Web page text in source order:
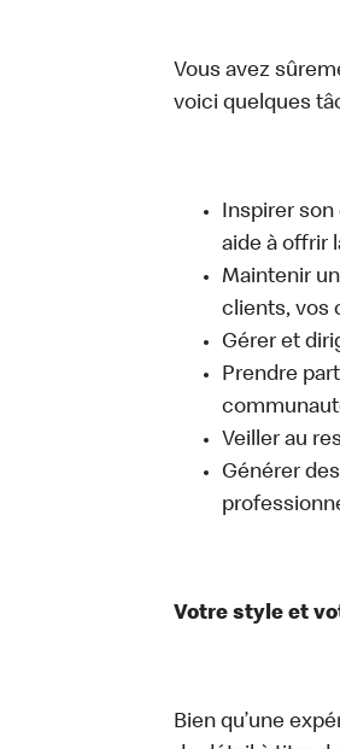
Vous avez
voici quelques
Inspirer
aide à offrir
Maintenir
clients, vos
Gérer et
Prendre
Veiller au
Générer
Votre style et
Bien qu’une